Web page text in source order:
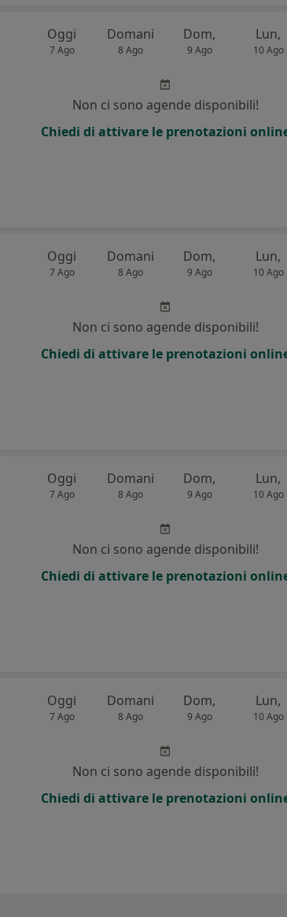
Oggi
7 Ago
Domani
8 Ago
Dom,
9 Ago
Lun,
10 Ago
Non ci sono agende disponibili!
Chiedi di attivare le prenotazioni
Oggi
7 Ago
Domani
8 Ago
Dom,
9 Ago
Lun,
10 Ago
Non ci sono agende disponibili!
Chiedi di attivare le prenotazioni
Oggi
7 Ago
Domani
8 Ago
Dom,
9 Ago
Lun,
10 Ago
Non ci sono agende disponibili!
Chiedi di attivare le prenotazioni
Oggi
7 Ago
Domani
8 Ago
Dom,
9 Ago
Lun,
10 Ago
Non ci sono agende disponibili!
Chiedi di attivare le prenotazioni